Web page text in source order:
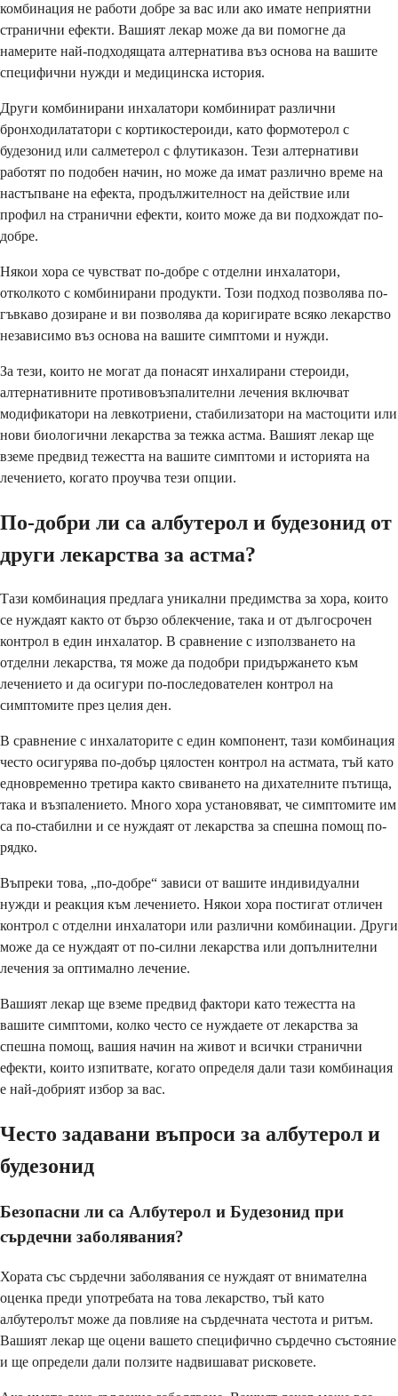
комбинация не работи добре за вас или ако имате неприятни
странични ефекти. Вашият лекар може да ви помогне да
намерите най-подходящата алтернатива въз основа на вашите
специфични нужди и медицинска история.
Други комбинирани инхалатори комбинират различни
бронходилататори с кортикостероиди, като формотерол с
будезонид или салметерол с флутиказон. Тези алтернативи
работят по подобен начин, но може да имат различно време на
настъпване на ефекта, продължителност на действие или
профил на странични ефекти, които може да ви подхождат по-
добре.
Някои хора се чувстват по-добре с отделни инхалатори,
отколкото с комбинирани продукти. Този подход позволява по-
гъвкаво дозиране и ви позволява да коригирате всяко лекарство
независимо въз основа на вашите симптоми и нужди.
За тези, които не могат да понасят инхалирани стероиди,
алтернативните противовъзпалителни лечения включват
модификатори на левкотриени, стабилизатори на мастоцити или
нови биологични лекарства за тежка астма. Вашият лекар ще
вземе предвид тежестта на вашите симптоми и историята на
лечението, когато проучва тези опции.
По-добри ли са албутерол и будезонид от
други лекарства за астма?
Тази комбинация предлага уникални предимства за хора, които
се нуждаят както от бързо облекчение, така и от дългосрочен
контрол в един инхалатор. В сравнение с използването на
отделни лекарства, тя може да подобри придържането към
лечението и да осигури по-последователен контрол на
симптомите през целия ден.
В сравнение с инхалаторите с един компонент, тази комбинация
често осигурява по-добър цялостен контрол на астмата, тъй като
едновременно третира както свиването на дихателните пътища,
така и възпалението. Много хора установяват, че симптомите им
са по-стабилни и се нуждаят от лекарства за спешна помощ по-
рядко.
Въпреки това, „по-добре“ зависи от вашите индивидуални
нужди и реакция към лечението. Някои хора постигат отличен
контрол с отделни инхалатори или различни комбинации. Други
може да се нуждаят от по-силни лекарства или допълнителни
лечения за оптимално лечение.
Вашият лекар ще вземе предвид фактори като тежестта на
вашите симптоми, колко често се нуждаете от лекарства за
спешна помощ, вашия начин на живот и всички странични
ефекти, които изпитвате, когато определя дали тази комбинация
е най-добрият избор за вас.
Често задавани въпроси за албутерол и
будезонид
Безопасни ли са Албутерол и Будезонид при
сърдечни заболявания?
Хората със сърдечни заболявания се нуждаят от внимателна
оценка преди употребата на това лекарство, тъй като
албутеролът може да повлияе на сърдечната честота и ритъм.
Вашият лекар ще оцени вашето специфично сърдечно състояние
и ще определи дали ползите надвишават рисковете.